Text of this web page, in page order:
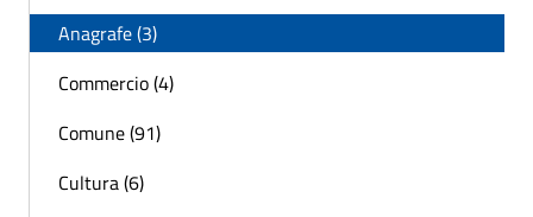
Anagrafe (3)
Commercio (4)
Comune (91)
Cultura (6)